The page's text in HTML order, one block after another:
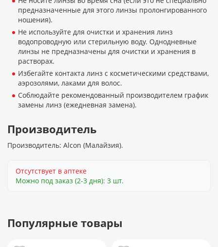
предназначенные для этого линзы пролонгированного
ношения).
Не используйте для очистки и хранения линз
водопроводную или стерильную воду. Однодневные
линзы не предназначены для очистки и хранения в
растворах.
Избегайте контакта линз с косметическими средствами,
аэрозолями, лаками для волос.
Соблюдайте рекомендованный производителем график
замены линз (ежедневная замена).
Производитель
Производитель: Alcon (Малайзия).
Отсутствует в аптеке
Можно под заказ (2-3 дня): 3 шт.
Популярные товары